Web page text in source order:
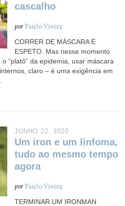
cascalho
porPaulo Vieira
CORRER DE MÁSCARA É
ESPETO. Mas nesse momento
“platô” da epidemia, usar máscara
claro – é uma exigência em
JUNHO 22, 2020
Um iron e um linfoma,
tudo ao mesmo tempo
agora
porPaulo Vieira
TERMINAR UM IRONMAN